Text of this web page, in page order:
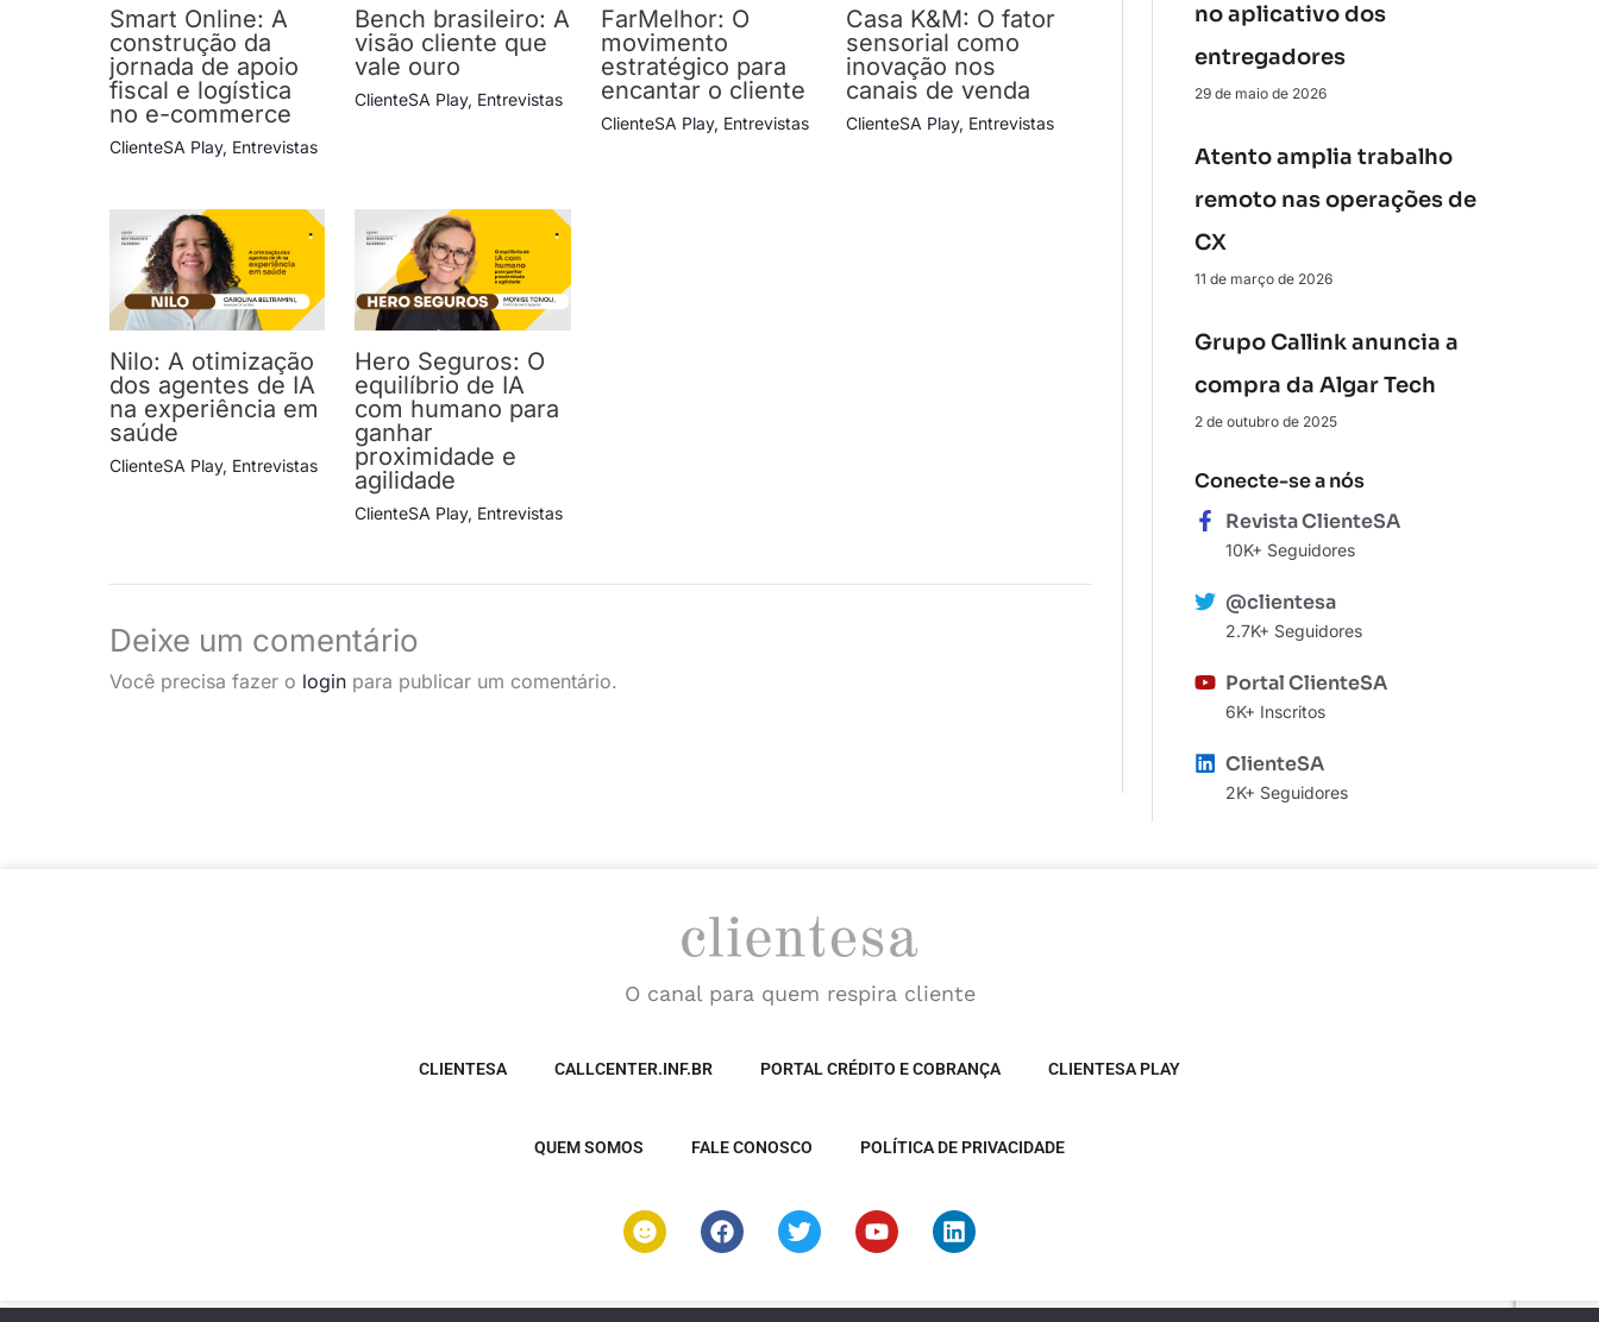
Smart Online: A
construção da
jornada de apoio
fiscal e logística
no e-commerce
ClienteSA Play, Entrevistas
Bench brasileiro: A
visão cliente que
vale ouro
ClienteSA Play, Entrevistas
FarMelhor: O
movimento
estratégico para
encantar o cliente
ClienteSA Play, Entrevistas
Casa K&M: O fator
sensorial como
inovação nos
canais de venda
ClienteSA Play, Entrevistas
Nilo: A otimização
dos agentes de IA
na experiência em
saúde
ClienteSA Play, Entrevistas
Hero Seguros: O
equilíbrio de IA
com humano para
ganhar
proximidade e
agilidade
ClienteSA Play, Entrevistas
Deixe um comentário
Você precisa fazer o login para publicar um comentário.
no aplicativo dos
entregadores
29 de maio de 2026
Atento amplia trabalho
remoto nas operações de
CX
11 de março de 2026
Grupo Callink anuncia a
compra da Algar Tech
2 de outubro de 2025
Conecte-se a nós
Revista ClienteSA
10K+ Seguidores
@clientesa
2.7K+ Seguidores
Portal ClienteSA
6K+ Inscritos
ClienteSA
2K+ Seguidores
O canal para quem respira cliente
CLIENTESA CALLCENTER.INF.BR PORTAL CRÉDITO E COBRANÇA CLIENTESA PLAY
QUEM SOMOS FALE CONOSCO POLÍTICA DE PRIVACIDADE
S
m
e
F
a
b
T
w
t
Y
o
u
L
i
e